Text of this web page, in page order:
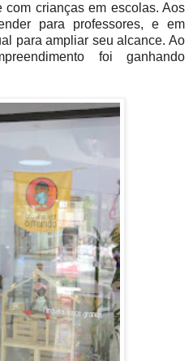
com crianças em escolas. Aos
para professores, e em
para ampliar seu alcance. Ao
foi ganhando